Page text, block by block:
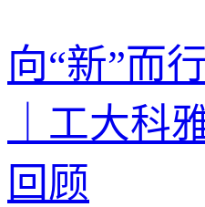
向“新”而
｜工大科
回顾